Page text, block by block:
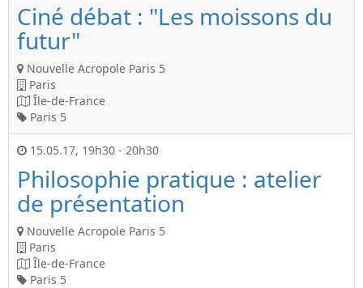
Ciné débat : "Les moissons du
futur"
Nouvelle Acropole Paris 5
Paris
Île-de-France
Paris 5
15.05.17, 19h30 - 20h30
Philosophie pratique : atelier
de présentation
Nouvelle Acropole Paris 5
Paris
Île-de-France
Paris 5